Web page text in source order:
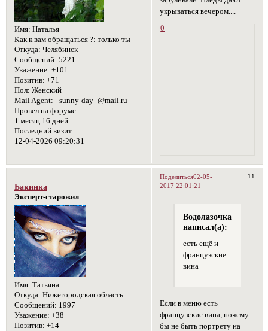
Имя: Наталья
Как к вам обращаться ?: только ты
Откуда: Челябинск
Сообщений: 5221
Уважение: +101
Позитив: +71
Пол: Женский
Mail Agent: _sunny-day_@mail.ru
Провел на форуме:
1 месяц 16 дней
Последний визит:
12-04-2026 09:20:31
укрываться вечером....
0
Поделиться 11
02-05-
2017 22:01:21
Бакинка
Эксперт-старожил
Имя: Татьяна
Откуда: Нижегородская область
Сообщений: 1997
Уважение: +38
Позитив: +14
Водолазочка
написал(а):
есть ещё и
французские
вина
Если в меню есть
французские вина, почему
бы не быть портрету на